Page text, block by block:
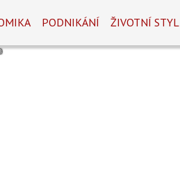
PODNIKÁNÍ ŽIVOTNÍ STYL